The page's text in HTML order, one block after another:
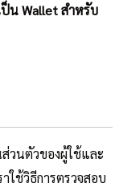
น Wallet สำหรับ
วนตัวของผู้ใช้และ
ใช้วิธีการตรวจสอบ